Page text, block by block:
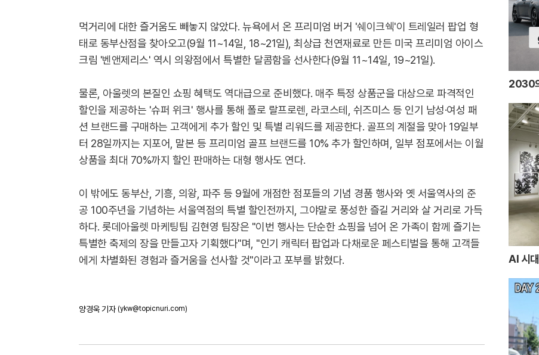
먹거리에 대한 즐거움도 빼놓지 않았다. 뉴욕에서 온 프리미엄 버거 '쉐이크쉑'이 트레일러 팝업 형
태로 동부산점을 찾아오고(9월 11~14일, 18~21일), 최상급 천연재료로 만든 미국 프리미엄 아이스
크림 '벤앤제리스' 역시 의왕점에서 특별한 달콤함을 선사한다(9월 11~14일, 19~21일).
물론, 아울렛의 본질인 쇼핑 혜택도 역대급으로 준비했다. 매주 특정 상품군을 대상으로 파격적인
할인을 제공하는 '슈퍼 위크' 행사를 통해 폴로 랄프로렌, 라코스테, 쉬즈미스 등 인기 남성·여성 패
션 브랜드를 구매하는 고객에게 추가 할인 및 특별 리워드를 제공한다. 골프의 계절을 맞아 19일부
터 28일까지는 지포어, 말본 등 프리미엄 골프 브랜드를 10% 추가 할인하며, 일부 점포에서는 이월
상품을 최대 70%까지 할인 판매하는 대형 행사도 연다.
이 밖에도 동부산, 기흥, 의왕, 파주 등 9월에 개점한 점포들의 기념 경품 행사와 옛 서울역사의 준
공 100주년을 기념하는 서울역점의 특별 할인전까지, 그야말로 풍성한 즐길 거리와 살 거리로 가득
하다. 롯데아울렛 마케팅팀 김현영 팀장은 "이번 행사는 단순한 쇼핑을 넘어 온 가족이 함께 즐기는
특별한 축제의 장을 만들고자 기획했다"며, "인기 캐릭터 팝업과 다채로운 페스티벌을 통해 고객들
에게 차별화된 경험과 즐거움을 선사할 것"이라고 포부를 밝혔다.
양경욱 기자 (ykw@topicnuri.com)
2030
AI 시